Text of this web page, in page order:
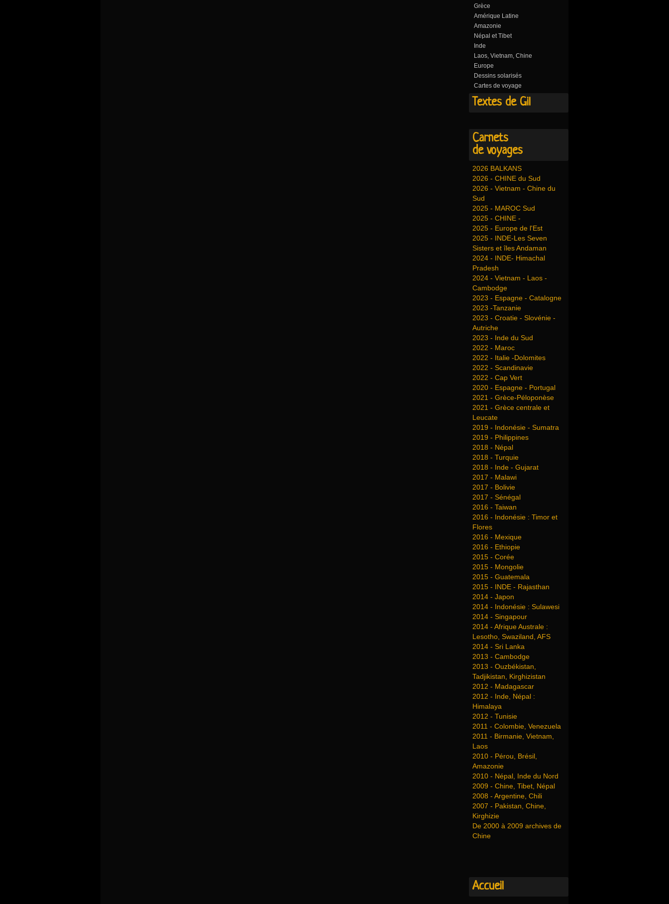
Grèce
Amérique Latine
Amazonie
Népal et Tibet
Inde
Laos, Vietnam, Chine
Europe
Dessins solarisés
Cartes de voyage
Textes de Gil
Carnets
de voyages
2026 BALKANS
2026 - CHINE du Sud
2026 - Vietnam - Chine du
Sud
2025 - MAROC Sud
2025 - CHINE -
2025 - Europe de l'Est
2025 - INDE-Les Seven
Sisters et îles Andaman
2024 - INDE- Himachal
Pradesh
2024 - Vietnam - Laos -
Cambodge
2023 - Espagne - Catalogne
2023 -Tanzanie
2023 - Croatie - Slovénie -
Autriche
2023 - Inde du Sud
2022 - Maroc
2022 - Italie -Dolomites
2022 - Scandinavie
2022 - Cap Vert
2020 - Espagne - Portugal
2021 - Grèce-Péloponèse
2021 - Grèce centrale et
Leucate
2019 - Indonésie - Sumatra
2019 - Philippines
2018 - Népal
2018 - Turquie
2018 - Inde - Gujarat
2017 - Malawi
2017 - Bolivie
2017 - Sénégal
2016 - Taiwan
2016 - Indonésie : Timor et
Flores
2016 - Mexique
2016 - Ethiopie
2015 - Corée
2015 - Mongolie
2015 - Guatemala
2015 - INDE - Rajasthan
2014 - Japon
2014 - Indonésie : Sulawesi
2014 - Singapour
2014 - Afrique Australe :
Lesotho, Swaziland, AFS
2014 - Sri Lanka
2013 - Cambodge
2013 - Ouzbékistan,
Tadjikistan, Kirghizistan
2012 - Madagascar
2012 - Inde, Népal :
Himalaya
2012 - Tunisie
2011 - Colombie, Venezuela
2011 - Birmanie, Vietnam,
Laos
2010 - Pérou, Brésil,
Amazonie
2010 - Népal, Inde du Nord
2009 - Chine, Tibet, Népal
2008 - Argentine, Chili
2007 - Pakistan, Chine,
Kirghizie
De 2000 à 2009 archives de
Chine
Accueil